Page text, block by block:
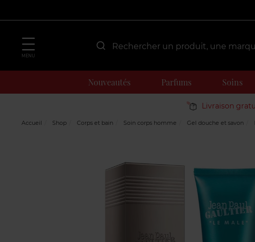
MENU
Nouveautés Parfums Soins
Livraison
Accueil Shop Corps et bain Soin corps homme Gel douche et savon